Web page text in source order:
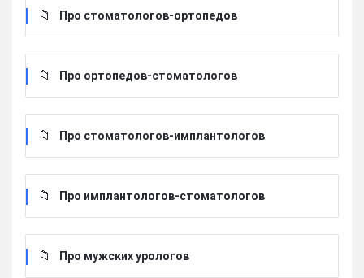
Про стоматологов-ортопедов
Про ортопедов-стоматологов
Про стоматологов-имплантологов
Про имплантологов-стоматологов
Про мужских урологов